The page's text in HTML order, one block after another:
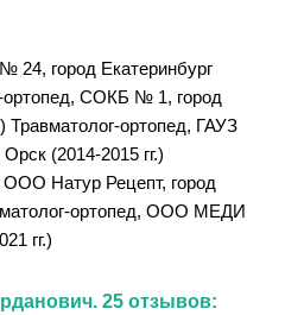
24, город Екатеринбург
ортопед, СОКБ № 1, город
Травматолог-ортопед, ГАУЗ
(2014-2015 гг.)
ООО Натур Рецепт, город
ортопед, ООО МЕДИ
гг.)
25 отзывов: